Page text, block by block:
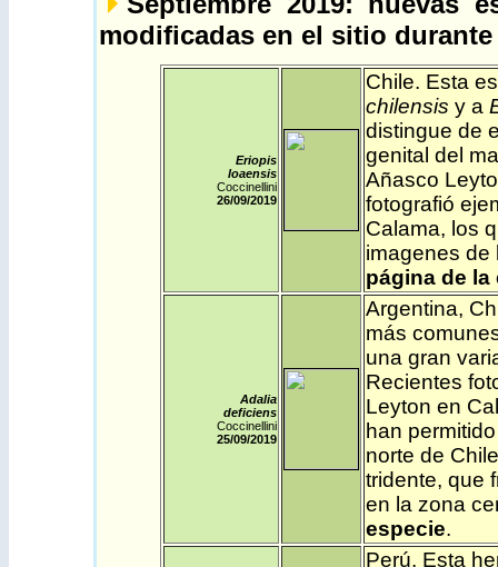
modificadas en el sitio durante
Eriopis
loaensis
Coccinellini
26/09/2019
Chile. Esta
chilensis y a
distingue de
genital del
Añasco
fotografió
Calama, los
imagenes
página de la
Adalia
deficiens
Coccinellini
25/09/2019
Argentina,
más
una gran
Recientes
Leyton en
han
norte de
tridente, que
en la zona
especie.
Perú. Esta